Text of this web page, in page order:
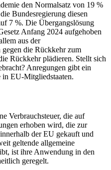
den Normalsatz von 19 %
Bundesregierung diesen
7 %. Die Übergangslösung
Anfang 2024 aufgehoben
aus der
gegen die Rückkehr zum
Rückkehr plädieren. Stellt sich
Anregungen gibt ein
in EU-Mitgliedstaaten.
Verbrauchsteuer, die auf
erhoben wird, die zur
der EU gekauft und
geltende allgemeine
ist ihre Anwendung in den
geregelt.